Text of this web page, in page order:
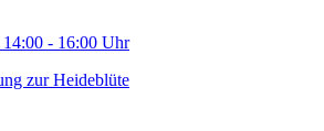
- 16:00 Uhr
zur Heideblüte